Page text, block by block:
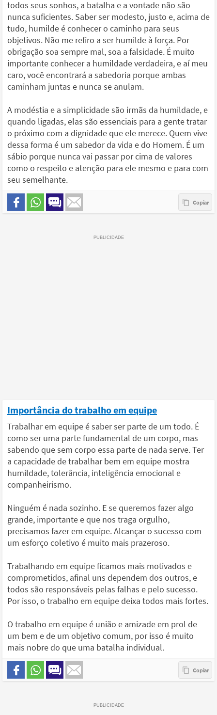
todos seus sonhos, a batalha e a vontade não são
nunca suficientes. Saber ser modesto, justo e, acima de
tudo, humilde é conhecer o caminho para seus
objetivos. Não me refiro a ser humilde à força. Por
obrigação soa sempre mal, soa a falsidade. É muito
importante conhecer a humildade verdadeira, e aí meu
caro, você encontrará a sabedoria porque ambas
caminham juntas e nunca se anulam.
A modéstia e a simplicidade são irmãs da humildade, e
quando ligadas, elas são essenciais para a gente tratar
o próximo com a dignidade que ele merece. Quem vive
dessa forma é um sabedor da vida e do Homem. É um
sábio porque nunca vai passar por cima de valores
como o respeito e atenção para ele mesmo e para com
seu semelhante.
Importância do trabalho em equipe
Trabalhar em equipe é saber ser parte de um todo. É
como ser uma parte fundamental de um corpo, mas
sabendo que sem corpo essa parte de nada serve. Ter
a capacidade de trabalhar bem em equipe mostra
humildade, tolerância, inteligência emocional e
companheirismo.
Ninguém é nada sozinho. E se queremos fazer algo
grande, importante e que nos traga orgulho,
precisamos fazer em equipe. Alcançar o sucesso com
um esforço coletivo é muito mais prazeroso.
Trabalhando em equipe ficamos mais motivados e
comprometidos, afinal uns dependem dos outros, e
todos são responsáveis pelas falhas e pelo sucesso.
Por isso, o trabalho em equipe deixa todos mais fortes.
O trabalho em equipe é união e amizade em prol de
um bem e de um objetivo comum, por isso é muito
mais nobre do que uma batalha individual.